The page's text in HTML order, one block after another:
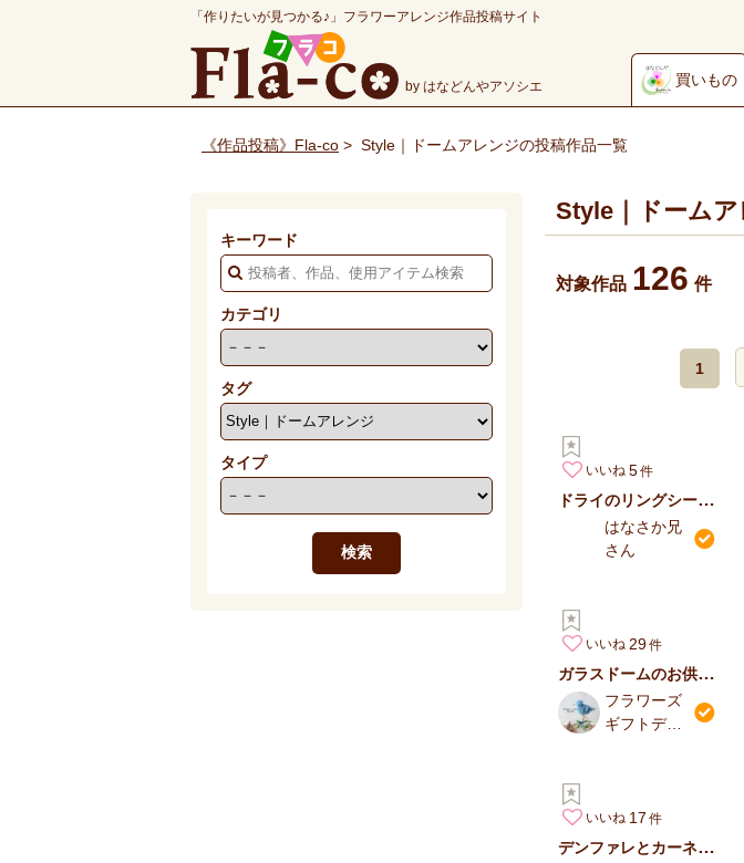
「作りたいが見つかる♪」フラワーアレンジ作品投稿サイト
by はなどんやアソシエ 買いもの
《作品投稿》Fla-co > Style｜ドームアレンジの投稿作品一覧
Style｜ドーム
対象作品 126 件
1
いいね 5
ドライのリングシードボトルアレンジメント
はなさか兄
さん
いいね 29
ガラスドームのお供えアレンジメント
フラワーズ
ギフトデル
いいね 17
デンファレとカーネーションのお供え花
キーワード
カテゴリ
タグ
タイプ